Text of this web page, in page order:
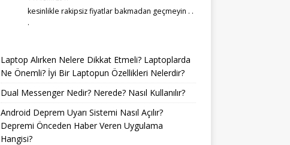
kesinlikle rakipsiz fiyatlar bakmadan geçmeyin . .
.
Laptop Alırken Nelere Dikkat Etmeli? Laptoplarda
Ne Önemli? İyi Bir Laptopun Özellikleri Nelerdir?
Dual Messenger Nedir? Nerede? Nasıl Kullanılır?
Android Deprem Uyarı Sistemi Nasıl Açılır?
Depremi Önceden Haber Veren Uygulama
Hangisi?